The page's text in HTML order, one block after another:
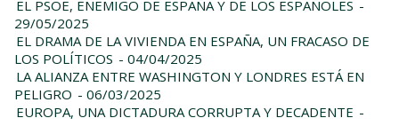
EL PSOE, ENEMIGO DE ESPAÑA Y DE LOS ESPAÑOLES -
29/05/2025
EL DRAMA DE LA VIVIENDA EN ESPAÑA, UN FRACASO DE
LOS POLÍTICOS - 04/04/2025
LA ALIANZA ENTRE WASHINGTON Y LONDRES ESTÁ EN
PELIGRO - 06/03/2025
EUROPA, UNA DICTADURA CORRUPTA Y DECADENTE -